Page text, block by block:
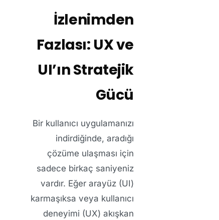
İzlenimden
Fazlası: UX ve
UI’ın Stratejik
Gücü
Bir kullanıcı uygulamanızı
indirdiğinde, aradığı
çözüme ulaşması için
sadece birkaç saniyeniz
vardır. Eğer arayüz (UI)
karmaşıksa veya kullanıcı
deneyimi (UX) akışkan